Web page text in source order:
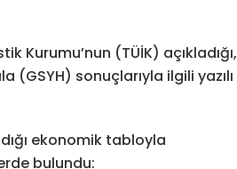
Kurumu’nun (TÜİK) açıkladığı,
(GSYH) sonuçlarıyla ilgili yazılı
ekonomik tabloyla
bulundu: